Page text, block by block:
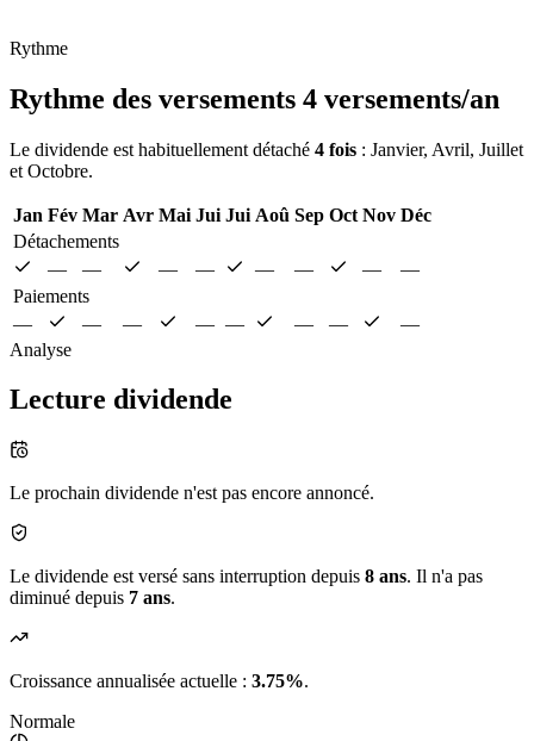
Rythme
Rythme des versements 4 versements/an
Le dividende est habituellement détaché 4 fois : Janvier, Avril, Juillet
et Octobre.
Jan Fév Mar Avr Mai Jui Jui Aoû Sep Oct Nov Déc
Détachements
—
— — — — — —
—
Paiements
—
— — — — — —
—
Analyse
Lecture dividende
Le prochain dividende n'est pas encore annoncé.
Le dividende est versé sans interruption depuis 8 ans. Il n'a pas
diminué depuis 7 ans.
Croissance annualisée actuelle : 3.75%.
Normale